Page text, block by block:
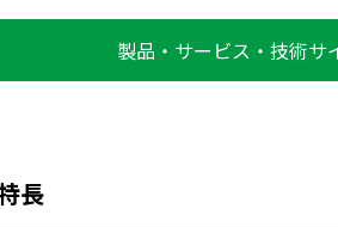
製品・サービス・技術サ
長